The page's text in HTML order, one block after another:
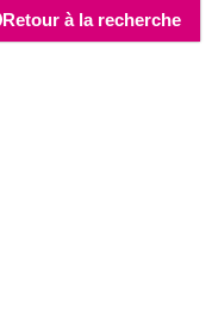
Retour à la recherche